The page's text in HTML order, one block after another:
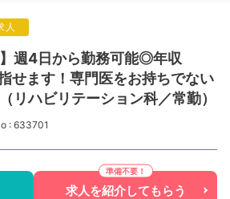
人
】週4日から勤務可能◎年収
せます！専門医をお持ちでない
リハビリテーション科／常勤）
: 633701
求人を紹介してもらう